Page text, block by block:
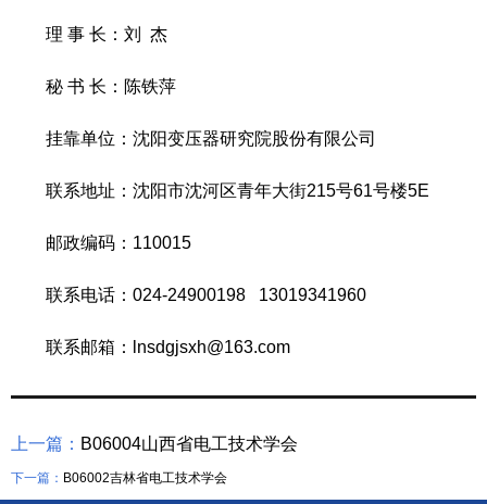
理 事 长：刘 杰
秘 书 长：陈铁萍
挂靠单位：沈阳变压器研究院股份有限公司
联系地址：沈阳市沈河区青年大街215号61号楼5E
邮政编码：110015
联系电话：024-24900198 13019341960
联系邮箱：lnsdgjsxh@163.com
上一篇： B06004山西省电工技术学会
下一篇： B06002吉林省电工技术学会